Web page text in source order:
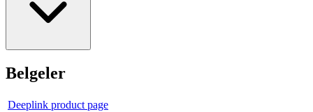
Belgeler
Deeplink product page